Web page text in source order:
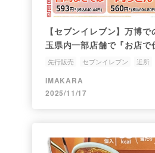
【セブンイレブン】万博
玉県内一部店舗で『お店で
て麺』
先行販売 セブンイレブン 近所
IMAKARA
2025/11/17